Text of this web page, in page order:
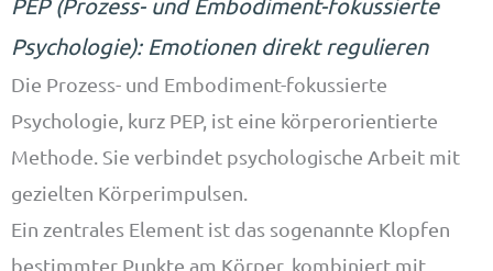
Psychologie): Emotionen direkt regulieren
Die Prozess- und Embodiment-fokussierte
Psychologie, kurz PEP, ist eine körperorientierte
Methode. Sie verbindet psychologische Arbeit mit
gezielten Körperimpulsen.
Ein zentrales Element ist das sogenannte Klopfen
bestimmter Punkte am Körper, kombiniert mit